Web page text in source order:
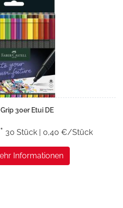
30er Etui DE
30 Stück | 0,40 €/Stück
Informationen